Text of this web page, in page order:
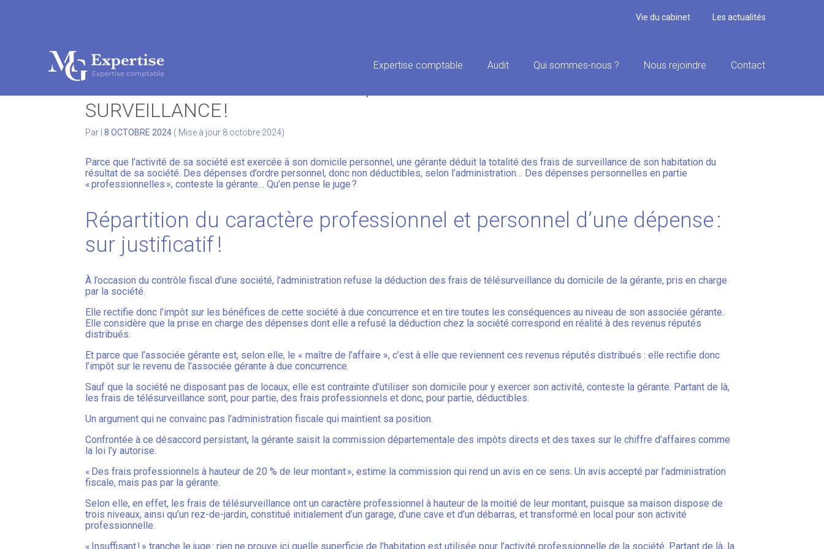
Vie du cabinet Les actualités
Aller
Expertise comptable Audit Qui sommes-nous ? Nous rejoindre Contact
SURVEILLANCE !
Par |8 OCTOBRE 2024 ( Mise à jour 8 octobre 2024)
Parce que l’activité de sa société est exercée à son domicile personnel, une gérante déduit la totalité des frais de surveillance de son habitation du
résultat de sa société. Des dépenses d’ordre personnel, donc non déductibles, selon l’administration… Des dépenses personnelles en partie
« professionnelles », conteste la gérante… Qu’en pense le juge ?
Répartition du caractère professionnel et personnel d’une dépense :
sur justificatif !
À l’occasion du contrôle fiscal d’une société, l’administration refuse la déduction des frais de télésurveillance du domicile de la gérante, pris en charge
par la société.
Elle rectifie donc l’impôt sur les bénéfices de cette société à due concurrence et en tire toutes les conséquences au niveau de son associée gérante.
Elle considère que la prise en charge des dépenses dont elle a refusé la déduction chez la société correspond en réalité à des revenus réputés
distribués.
Et parce que l’associée gérante est, selon elle, le « maître de l’affaire », c’est à elle que reviennent ces revenus réputés distribués : elle rectifie donc
l’impôt sur le revenu de l’associée gérante à due concurrence.
Sauf que la société ne disposant pas de locaux, elle est contrainte d’utiliser son domicile pour y exercer son activité, conteste la gérante. Partant de là,
les frais de télésurveillance sont, pour partie, des frais professionnels et donc, pour partie, déductibles.
Un argument qui ne convainc pas l’administration fiscale qui maintient sa position.
Confrontée à ce désaccord persistant, la gérante saisit la commission départementale des impôts directs et des taxes sur le chiffre d’affaires comme
la loi l’y autorise.
« Des frais professionnels à hauteur de 20 % de leur montant », estime la commission qui rend un avis en ce sens. Un avis accepté par l’administration
fiscale, mais pas par la gérante.
Selon elle, en effet, les frais de télésurveillance ont un caractère professionnel à hauteur de la moitié de leur montant, puisque sa maison dispose de
trois niveaux, ainsi qu’un rez-de-jardin, constitué initialement d’un garage, d’une cave et d’un débarras, et transformé en local pour son activité
professionnelle.
« Insuffisant ! » tranche le juge : rien ne prouve ici quelle superficie de l’habitation est utilisée pour l’activité professionnelle de la société. Partant de là, la